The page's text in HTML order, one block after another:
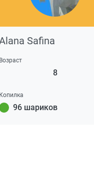
Safina
Возраст
8
Копилка
96 шариков